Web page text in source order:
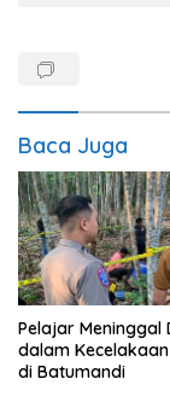
Baca Juga
Pelajar Meninggal
dalam
di Batumandi